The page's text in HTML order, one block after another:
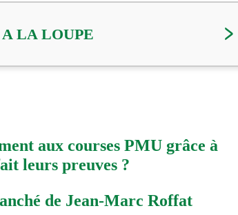
LA LOUPE
aux courses PMU grâce à
leurs preuves ?
de Jean-Marc Roffat